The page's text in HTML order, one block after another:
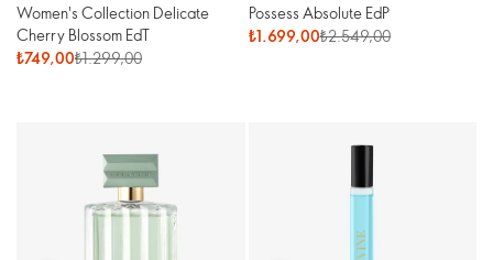
Women's Collection Delicate
Cherry Blossom EdT
₺749,00₺1.299,00
Possess Absolute EdP
₺1.699,00₺2.549,00